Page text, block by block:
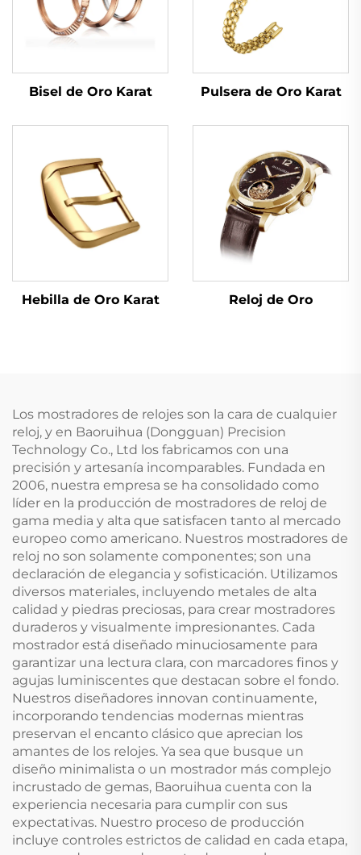
Bisel de Oro Karat Pulsera de Oro Karat
Hebilla de Oro Karat Reloj de Oro
Los mostradores de relojes son la cara de cualquier
reloj, y en Baoruihua (Dongguan) Precision
Technology Co., Ltd los fabricamos con una
precisión y artesanía incomparables. Fundada en
2006, nuestra empresa se ha consolidado como
líder en la producción de mostradores de reloj de
gama media y alta que satisfacen tanto al mercado
europeo como americano. Nuestros mostradores de
reloj no son solamente componentes; son una
declaración de elegancia y sofisticación. Utilizamos
diversos materiales, incluyendo metales de alta
calidad y piedras preciosas, para crear mostradores
duraderos y visualmente impresionantes. Cada
mostrador está diseñado minuciosamente para
garantizar una lectura clara, con marcadores finos y
agujas luminiscentes que destacan sobre el fondo.
Nuestros diseñadores innovan continuamente,
incorporando tendencias modernas mientras
preservan el encanto clásico que aprecian los
amantes de los relojes. Ya sea que busque un
diseño minimalista o un mostrador más complejo
incrustado de gemas, Baoruihua cuenta con la
experiencia necesaria para cumplir con sus
expectativas. Nuestro proceso de producción
incluye controles estrictos de calidad en cada etapa,